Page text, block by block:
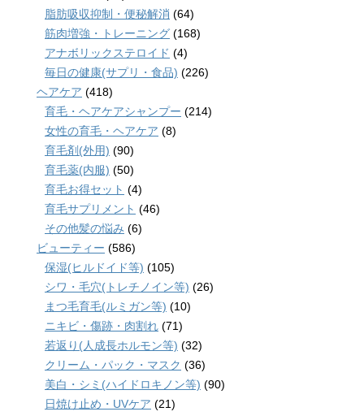
脂肪吸収抑制・便秘解消 (64)
筋肉増強・トレーニング (168)
アナボリックステロイド (4)
毎日の健康(サプリ・食品) (226)
ヘアケア (418)
育毛・ヘアケアシャンプー (214)
女性の育毛・ヘアケア (8)
育毛剤(外用) (90)
育毛薬(内服) (50)
育毛お得セット (4)
育毛サプリメント (46)
その他髪の悩み (6)
ビューティー (586)
保湿(ヒルドイド等) (105)
シワ・毛穴(トレチノイン等) (26)
まつ毛育毛(ルミガン等) (10)
ニキビ・傷跡・肉割れ (71)
若返り(人成長ホルモン等) (32)
クリーム・パック・マスク (36)
美白・シミ(ハイドロキノン等) (90)
日焼け止め・UVケア (21)